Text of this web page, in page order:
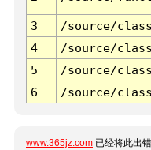
3 /source/
4
/source/
5
/source/
6
/source/
www.365jz.com 已经将此出